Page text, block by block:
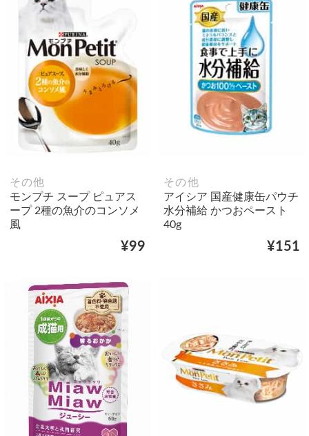
その他
モンプチ スープ ピュアス
ープ 2種の魚介のコンソメ
風
¥99
その他
アイシア 国産健康缶パウチ
水分補給 かつおペースト
40g
¥151